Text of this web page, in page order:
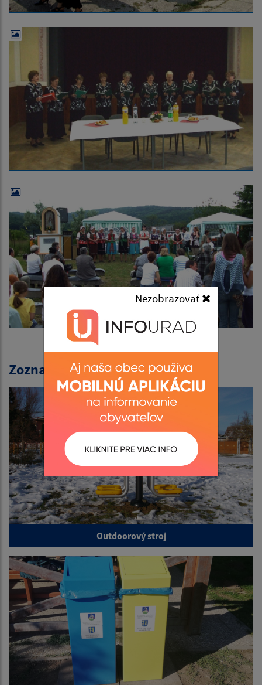
Nezobrazovať
Zoznam fotogalérií:
Outdoorový stroj